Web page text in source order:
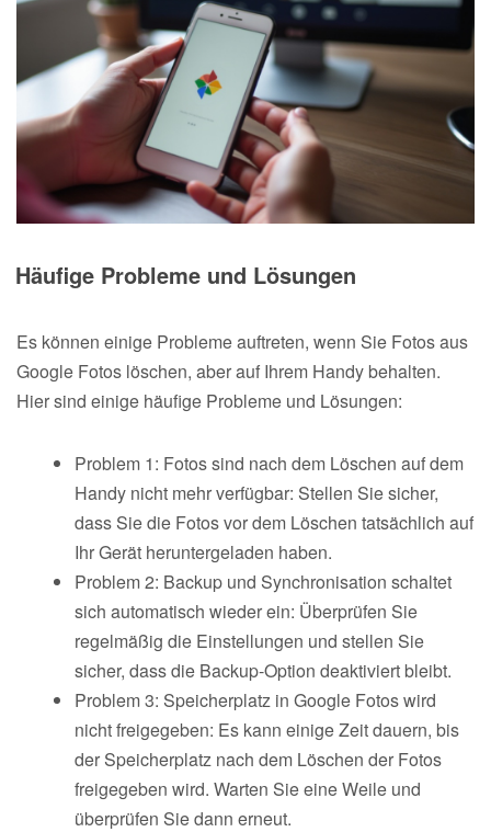
Häufige Probleme und Lösungen
Es können einige Probleme auftreten, wenn Sie Fotos aus
Google Fotos löschen, aber auf Ihrem Handy behalten.
Hier sind einige häufige Probleme und Lösungen:
Problem 1: Fotos sind nach dem Löschen auf dem
Handy nicht mehr verfügbar: Stellen Sie sicher,
dass Sie die Fotos vor dem Löschen tatsächlich auf
Ihr Gerät heruntergeladen haben.
Problem 2: Backup und Synchronisation schaltet
sich automatisch wieder ein: Überprüfen Sie
regelmäßig die Einstellungen und stellen Sie
sicher, dass die Backup-Option deaktiviert bleibt.
Problem 3: Speicherplatz in Google Fotos wird
nicht freigegeben: Es kann einige Zeit dauern, bis
der Speicherplatz nach dem Löschen der Fotos
freigegeben wird. Warten Sie eine Weile und
überprüfen Sie dann erneut.